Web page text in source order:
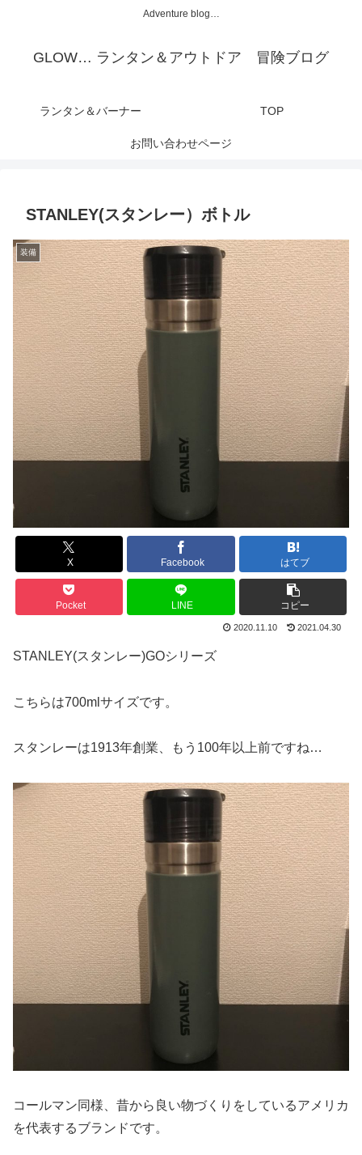
Adventure blog…
GLOW… ランタン＆アウトドア 冒険ブログ
ランタン＆バーナー TOP
お問い合わせページ
STANLEY(スタンレー）ボトル
装備
X Facebook はてブ
Pocket LINE コピー
2020.11.10 2021.04.30
STANLEY(スタンレー)GOシリーズ
こちらは700mlサイズです。
スタンレーは1913年創業、もう100年以上前ですね…
コールマン同様、昔から良い物づくりをしているアメリカ
を代表するブランドです。